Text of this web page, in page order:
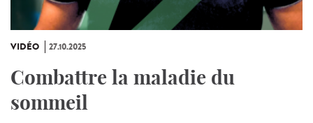
VIDÉO 27.10.2025
Combattre la maladie du
sommeil